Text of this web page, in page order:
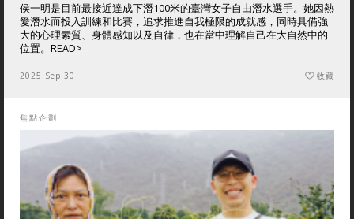
侯一明是目前最接近達成下潛100米的臺灣女子自由潛水選手。她因熱
愛潛水而投入訓練和比賽，追求推進自我極限的成就感，同時具備強
大的心理素質、身體感知以及自律，也在當中理解自己在大自然中的
位置。 READ>
2025 Sep 30 收藏
焦點企劃